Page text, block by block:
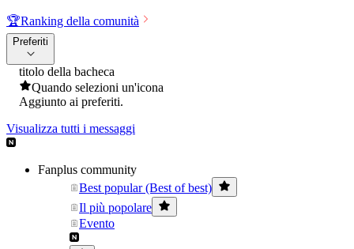
🏆Ranking della comunità
Preferiti
titolo della bacheca
Quando selezioni un'icona
Aggiunto ai preferiti.
Visualizza tutti i messaggi
Fanplus community
Best popular (Best of best)
Il più popolare
Evento